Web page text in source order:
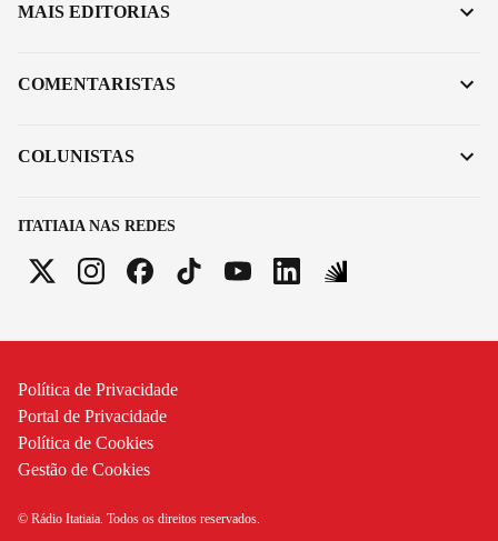
ITATIAIA NAS REDES
MAIS EDITORIAS
COMENTARISTAS
COLUNISTAS
Política de Privacidade
Portal de Privacidade
Política de Cookies
Gestão de Cookies
© Rádio Itatiaia. Todos os direitos reservados.